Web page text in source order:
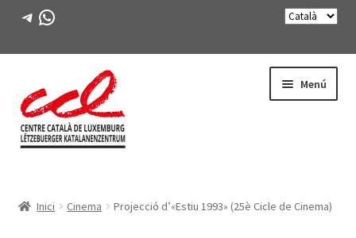
Telegram
WhatsApp
navegació
al
contingut
Menú
menú
ACTIVITATS
Inici Cinema Projecció d’«Estiu 1993» (25è Cicle de Cinema)